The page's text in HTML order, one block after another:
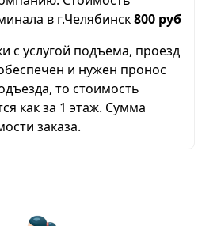
в г.Челябинск800 руб
с услугой подъема, проезд
и нужен пронос
то стоимость
как за 1 этаж. Сумма
заказа.